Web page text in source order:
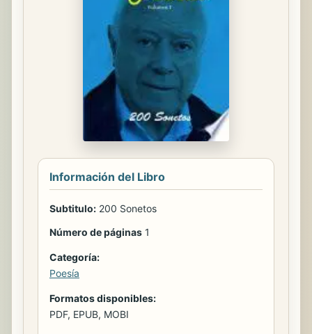
Información del Libro
Subtitulo: 200 Sonetos
Número de páginas 1
Categoría:
Poesía
Formatos disponibles:
PDF, EPUB, MOBI